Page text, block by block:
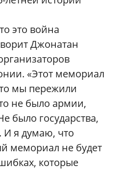
это война
Джонатан
«Этот мемориал
мы пережили
не было армии,
было государства,
И я думаю, что
мемориал не будет
которые